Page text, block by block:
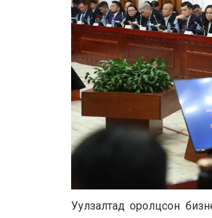
Уулзалтад оролцсон